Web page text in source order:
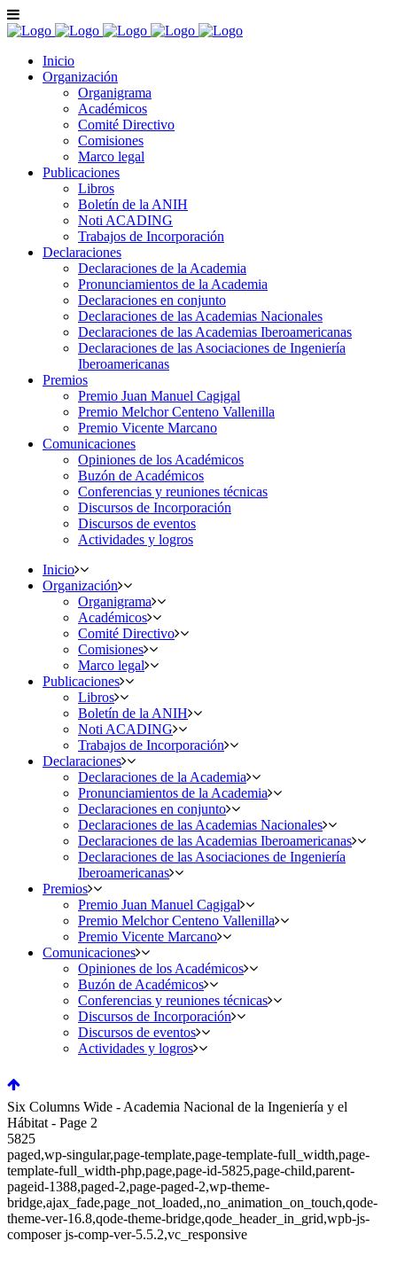
Inicio
Organización
Organigrama
Académicos
Comité Directivo
Comisiones
Marco legal
Publicaciones
Libros
Boletín de la ANIH
Noti ACADING
Trabajos de Incorporación
Declaraciones
Declaraciones de la Academia
Pronunciamientos de la Academia
Declaraciones en conjunto
Declaraciones de las Academias Nacionales
Declaraciones de las Academias Iberoamericanas
Declaraciones de las Asociaciones de Ingeniería
Iberoamericanas
Premios
Premio Juan Manuel Cagigal
Premio Melchor Centeno Vallenilla
Premio Vicente Marcano
Comunicaciones
Opiniones de los Académicos
Buzón de Académicos
Conferencias y reuniones técnicas
Discursos de Incorporación
Discursos de eventos
Actividades y logros
Inicio
Organización
Organigrama
Académicos
Comité Directivo
Comisiones
Marco legal
Publicaciones
Libros
Boletín de la ANIH
Noti ACADING
Trabajos de Incorporación
Declaraciones
Declaraciones de la Academia
Pronunciamientos de la Academia
Declaraciones en conjunto
Declaraciones de las Academias Nacionales
Declaraciones de las Academias Iberoamericanas
Declaraciones de las Asociaciones de Ingeniería
Iberoamericanas
Premios
Premio Juan Manuel Cagigal
Premio Melchor Centeno Vallenilla
Premio Vicente Marcano
Comunicaciones
Opiniones de los Académicos
Buzón de Académicos
Conferencias y reuniones técnicas
Discursos de Incorporación
Discursos de eventos
Actividades y logros
Six Columns Wide - Academia Nacional de la Ingeniería y el
Hábitat - Page 2
5825
paged,wp-singular,page-template,page-template-full_width,page-
template-full_width-php,page,page-id-5825,page-child,parent-
pageid-1388,paged-2,page-paged-2,wp-theme-
bridge,ajax_fade,page_not_loaded,,no_animation_on_touch,qode-
theme-ver-16.8,qode-theme-bridge,qode_header_in_grid,wpb-js-
composer js-comp-ver-5.5.2,vc_responsive